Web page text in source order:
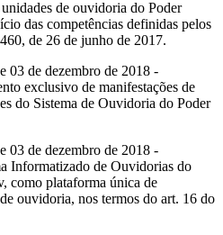
de ouvidoria do Poder
das competências definidas pelos
de 26 de junho de 2017.
03 de dezembro de 2018 -
exclusivo de manifestações de
do Sistema de Ouvidoria do Poder
03 de dezembro de 2018 -
Informatizado de Ouvidorias do
como plataforma única de
ouvidoria, nos termos do art. 16 do